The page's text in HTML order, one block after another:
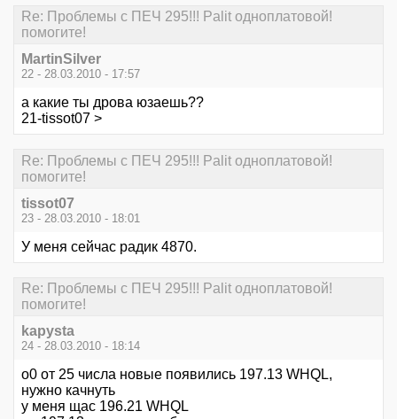
Re: Проблемы с ПЕЧ 295!!! Palit одноплатовой!
помогите!
MartinSilver
22 - 28.03.2010 - 17:57
а какие ты дрова юзаешь??
21-tissot07 >
Re: Проблемы с ПЕЧ 295!!! Palit одноплатовой!
помогите!
tissot07
23 - 28.03.2010 - 18:01
У меня сейчас радик 4870.
Re: Проблемы с ПЕЧ 295!!! Palit одноплатовой!
помогите!
kapysta
24 - 28.03.2010 - 18:14
о0 от 25 числа новые появились 197.13 WHQL,
нужно качнуть
у меня щас 196.21 WHQL